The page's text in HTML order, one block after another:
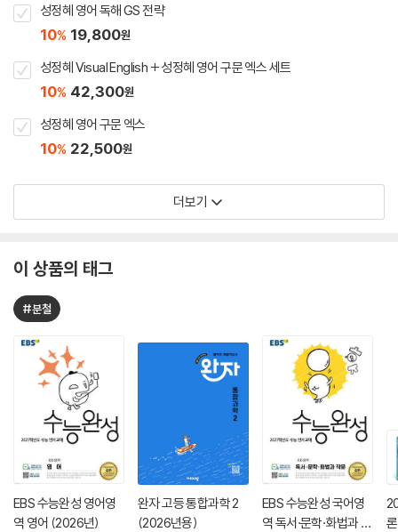
성정혜 영어 독해 GS 전략
10% 19,800원
성정혜 Visual English + 성정혜 영어 구문 엑스 세트
10% 42,300원
성정혜 영어 구문 엑스
10% 22,500원
더보기
이 상품의 태그
#분철
EBS 수능완성 영어영
역 영어 (2026년)
완자 고등 통합과학 2
(2026년용)
EBS 수능완성 국어영
역 독서·문학·화법과 작